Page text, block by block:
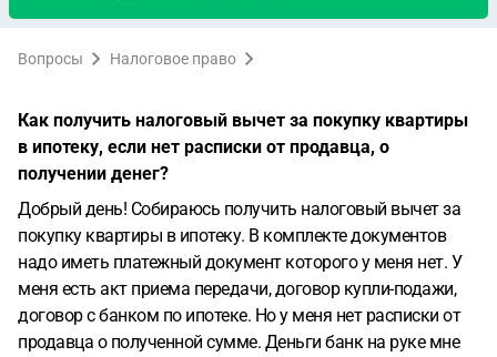
Вопросы Налоговое право
Как получить налоговый вычет за покупку квартиры
в ипотеку, если нет расписки от продавца, о
получении денег?
Добрый день! Собираюсь получить налоговый вычет за
покупку квартиры в ипотеку. В комплекте документов
надо иметь платежный документ которого у меня нет. У
меня есть акт приема передачи, договор купли-подажи,
договор с банком по ипотеке. Но у меня нет расписки от
продавца о полученной сумме. Деньги банк на руке мне